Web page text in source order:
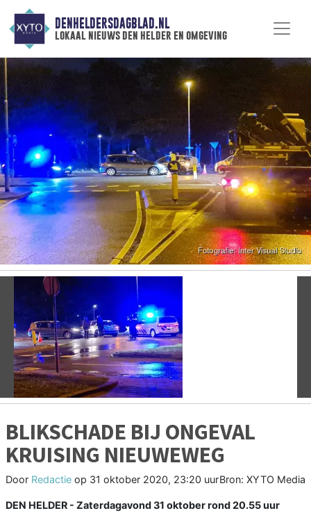
DENHELDERSDAGBLAD.NL
lokaal nieuws den helder en omgeving
Vorige
BLIKSCHADE BIJ ONGEVAL
KRUISING NIEUWEWEG
Door Redactie op 31 oktober 2020, 23:20 uurBron: XYTO Media
DEN HELDER - Zaterdagavond 31 oktober rond 20.55 uur